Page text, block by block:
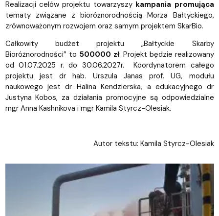
Realizacji celów projektu towarzyszy kampania promująca
tematy związane z bioróżnorodnością Morza Bałtyckiego,
zrównoważonym rozwojem oraz samym projektem SkarBio.
Całkowity budżet projektu „Bałtyckie Skarby
Bioróżnorodności” to 500000 zł. Projekt będzie realizowany
od 01.07.2025 r. do 30.06.2027r.
Koordynatorem całego
projektu jest dr hab. Urszula Janas prof. UG, modułu
naukowego jest dr Halina Kendzierska, a edukacyjnego dr
Justyna Kobos, za działania promocyjne są odpowiedzialne
mgr Anna Kashnikova i mgr Kamila Styrcz-Olesiak.
Autor tekstu: Kamila Styrcz-Olesiak